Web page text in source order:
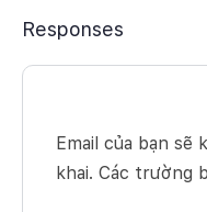
Responses
Email của bạn
khai. Các trường